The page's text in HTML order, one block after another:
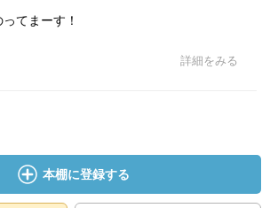
てまーす！
詳細をみる
本棚に登録する